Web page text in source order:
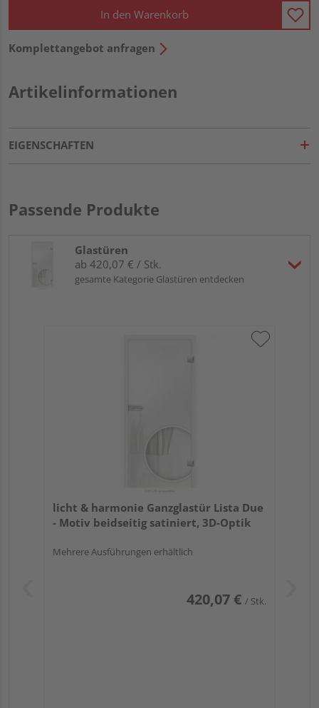
In den Warenkorb
Komplettangebot anfragen
Artikelinformationen
EIGENSCHAFTEN
Passende Produkte
Glastüren
ab 420,07 € / Stk.
gesamte Kategorie Glastüren entdecken
licht & harmonie Ganzglastür Lista Due
- Motiv beidseitig satiniert, 3D-Optik
Mehrere Ausführungen erhältlich
420,07 € / Stk.